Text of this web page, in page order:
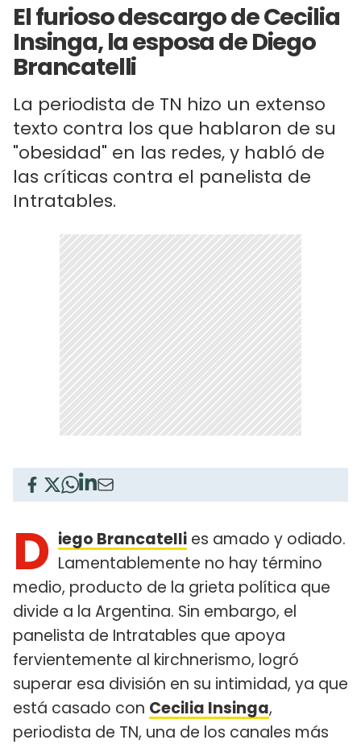
El furioso descargo de Cecilia
Insinga, la esposa de Diego
Brancatelli
La periodista de TN hizo un extenso
texto contra los que hablaron de su
"obesidad" en las redes, y habló de
las críticas contra el panelista de
Intratables.
D iego Brancatelli es amado y odiado.
Lamentablemente no hay término
medio, producto de la grieta política que
divide a la Argentina. Sin embargo, el
panelista de Intratables que apoya
fervientemente al kirchnerismo, logró
superar esa división en su intimidad, ya que
está casado con Cecilia Insinga,
periodista de TN, una de los canales más